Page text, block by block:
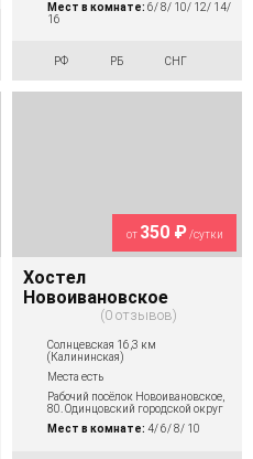
Мест в комнате: 6/ 8/ 10/ 12/ 14/
16
РФ РБ СНГ
от 350 ₽ /сутки
Хостел
Новоивановское
0 отзывов
Солнцевская 16,3 км
(Калининская)
Места есть
Рабочий посёлок Новоивановское,
80. Одинцовский городской округ
Мест в комнате: 4/ 6/ 8/ 10